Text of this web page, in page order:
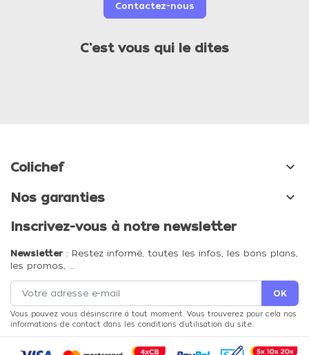
Contactez-nous
C'est vous qui le dites
Colichef 
Nos garanties 
Inscrivez-vous à notre newsletter
Newsletter : Restez informé, toutes les infos, les bons plans,
les promos, …
Vous pouvez vous désinscrire à tout moment. Vous trouverez pour cela nos
informations de contact dans les conditions d'utilisation du site.